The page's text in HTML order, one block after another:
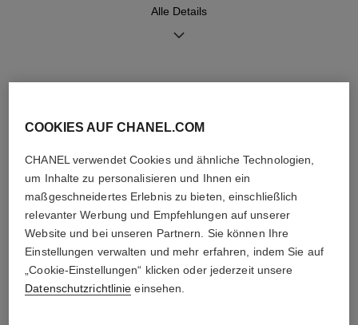
Pflegehinweise Bedienungsanleitungen
Alle Details
COOKIES AUF CHANEL.COM
CHANEL verwendet Cookies und ähnliche Technologien,
um Inhalte zu personalisieren und Ihnen ein
maßgeschneidertes Erlebnis zu bieten, einschließlich
relevanter Werbung und Empfehlungen auf unserer
Website und bei unseren Partnern. Sie können Ihre
Einstellungen verwalten und mehr erfahren, indem Sie auf
„Cookie-Einstellungen“ klicken oder jederzeit unsere
Datenschutzrichtlinie einsehen.